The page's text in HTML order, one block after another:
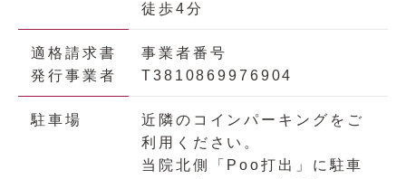
徒歩4分
適格請求書
発行事業者
事業者番号
T3810869976904
駐車場
近隣のコインパーキングをご
利用ください。
当院北側「Poo打出」に駐車